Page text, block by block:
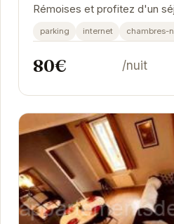
Rémoises et profitez d'un
Chaque détail a été pensé
parking internet chambres-
80€ /nuit